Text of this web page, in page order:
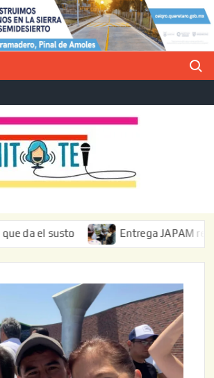
susto Entrega JAPAM